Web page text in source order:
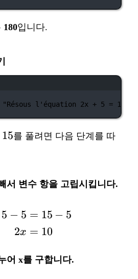
180입니다.
"Résous l'équation 2x + 5 = 15."
15를 풀려면 다음 단계를 따
서 변수 항을 고립시킵니다.
\begin{aligned} 2x +
5 − 5
2x
= 15 − 5
= 10
어 x를 구합니다.